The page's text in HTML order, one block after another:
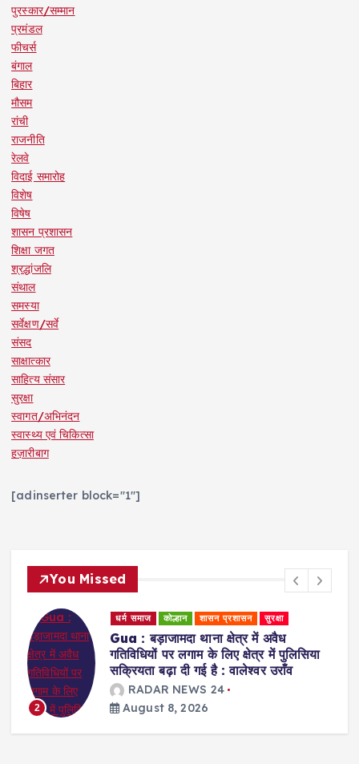
पुरस्कार/सम्मान
प्रमंडल
फीचर्स
बंगाल
बिहार
मौसम
रांची
राजनीति
रेलवे
विदाई समारोह
विशेष
विषेष
शासन प्रशासन
शिक्षा जगत
श्रद्धांजलि
संथाल
समस्या
सर्वेक्षण/सर्वे
संसद
साक्षात्कार
साहित्य संसार
सुरक्षा
स्वागत/अभिनंदन
स्वास्थ्य एवं चिकित्सा
हज़ारीबाग
[adinserter block="1"]
You Missed
3
धर्म समाज स्वास्थ्य एवं चिकित्सा
Ranchi : प्राकृतिक चिकित्सा के जरिए मरीजों
को स्वस्थ जीवन की राह दिखा रहीं डॉ. अरवशी
पांडे
RADAR NEWS 24
August 8, 2026